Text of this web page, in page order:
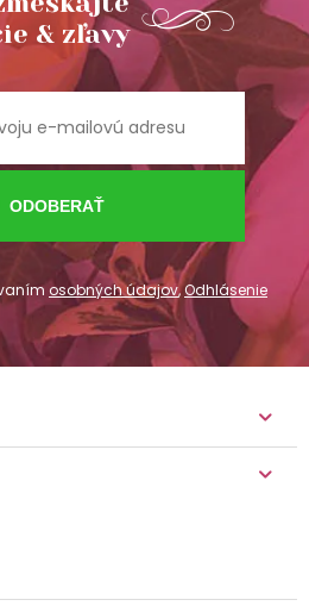
& zľavy
ODOBERAŤ
osobných údajov,Odhlásenie